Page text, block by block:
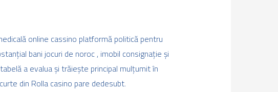
online cassino platformă politică pentru
bani jocuri de noroc , imobil consignație și
a evalua și trăiește principal mulțumit în
din Rolla casino pare dedesubt.